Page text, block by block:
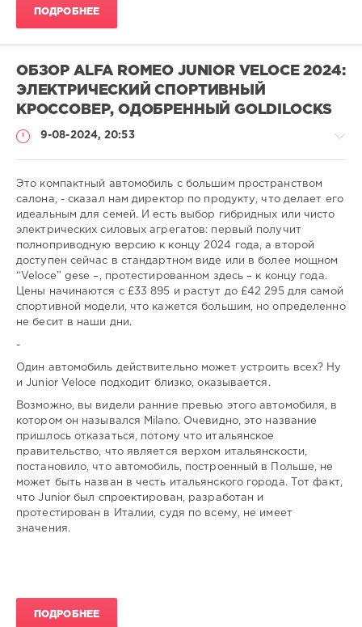
ПОДРОБНЕЕ
ОБЗОР ALFA ROMEO JUNIOR VELOCE 2024:
ЭЛЕКТРИЧЕСКИЙ СПОРТИВНЫЙ
КРОССОВЕР, ОДОБРЕННЫЙ GOLDILOCKS
9-08-2024, 20:53
gugolo
0
Это компактный автомобиль с большим пространством
салона, - сказал нам директор по продукту, что делает его
идеальным для семей. И есть выбор гибридных или чисто
электрических силовых агрегатов: первый получит
полноприводную версию к концу 2024 года, а второй
доступен сейчас в стандартном виде или в более мощном
“Veloce” gese –, протестированном здесь – к концу года.
Цены начинаются с £33 895 и растут до £42 295 для самой
спортивной модели, что кажется большим, но определенно
не бесит в наши дни.
-
Один автомобиль действительно может устроить всех? Ну
и Junior Veloce подходит близко, оказывается.
Возможно, вы видели ранние превью этого автомобиля, в
котором он назывался Milano. Очевидно, это название
пришлось отказаться, потому что итальянское
правительство, что является верхом итальянскости,
постановило, что автомобиль, построенный в Польше, не
может быть назван в честь итальянского города. Тот факт,
что Junior был спроектирован, разработан и
протестирован в Италии, судя по всему, не имеет
значения.
ПОДРОБНЕЕ